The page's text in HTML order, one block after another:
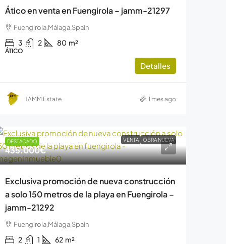
Ático en venta en Fuengirola – jamm-21297
Fuengirola,Málaga,Spain
3 2 80 m²
ÁTICO
Detalles
JAMM Estate 1 mes ago
DESTACADO VENTA OBRA NUEVA
435.000€
Exclusiva promoción de nueva construcción
a solo 150 metros de la playa en Fuengirola –
jamm-21292
Fuengirola,Málaga,Spain
2 1 62 m²